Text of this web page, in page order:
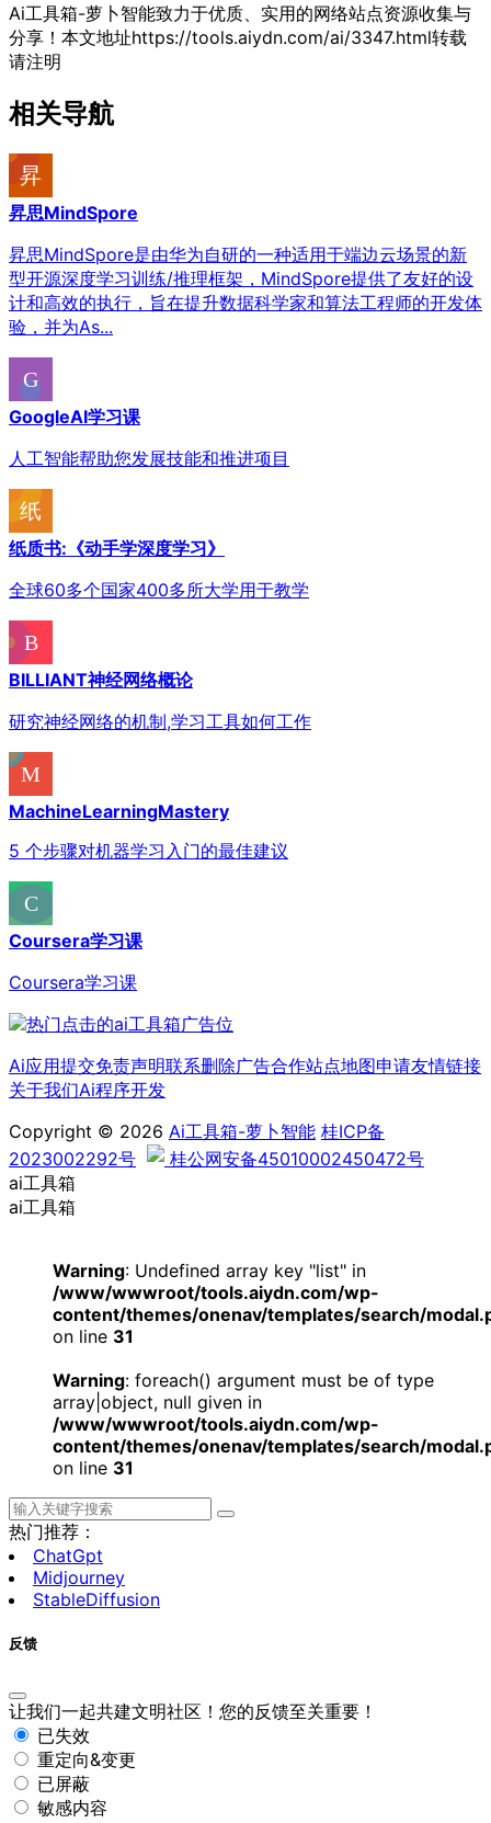
Ai工具箱-萝卜智能致力于优质、实用的网络站点资源收集与
分享！ 本文地址https://tools.aiydn.com/ai/3347.html转载
请注明
相关导航
昇思MindSpore
昇思MindSpore是由华为自研的一种适用于端边云场景的新
型开源深度学习训练/推理框架，MindSpore提供了友好的设
计和高效的执行，旨在提升数据科学家和算法工程师的开发体
验，并为As...
GoogleAI学习课
人工智能帮助您发展技能和推进项目
纸质书:《动手学深度学习》
全球60多个国家400多所大学用于教学
BILLIANT神经网络概论
研究神经网络的机制,学习工具如何工作
MachineLearningMastery
5 个步骤对机器学习入门的最佳建议
Coursera学习课
Coursera学习课
Ai应用提交免责声明联系删除广告合作站点地图申请友情链接
关于我们Ai程序开发
Copyright © 2026 Ai工具箱-萝卜智能 桂ICP备
2023002292号
桂公网安备45010002450472号
ai工具箱
ai工具箱
Warning: Undefined array key "list" in
/www/wwwroot/tools.aiydn.com/wp-
content/themes/onenav/templates/search/
on line 31
Warning: foreach() argument must be of type
array|object, null given in
/www/wwwroot/tools.aiydn.com/wp-
content/themes/onenav/templates/search/
on line 31
热门推荐：
ChatGpt
Midjourney
StableDiffusion
反馈
让我们一起共建文明社区！您的反馈至关重要！
已失效
重定向&变更
已屏蔽
敏感内容